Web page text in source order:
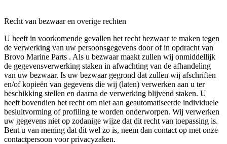
Recht van bezwaar en overige rechten
U heeft in voorkomende gevallen het recht bezwaar te maken tegen
de verwerking van uw persoonsgegevens door of in opdracht van
Brovo Marine Parts . Als u bezwaar maakt zullen wij onmiddellijk
de gegevensverwerking staken in afwachting van de afhandeling
van uw bezwaar. Is uw bezwaar gegrond dat zullen wij afschriften
en/of kopieën van gegevens die wij (laten) verwerken aan u ter
beschikking stellen en daarna de verwerking blijvend staken. U
heeft bovendien het recht om niet aan geautomatiseerde individuele
besluitvorming of profiling te worden onderworpen. Wij verwerken
uw gegevens niet op zodanige wijze dat dit recht van toepassing is.
Bent u van mening dat dit wel zo is, neem dan contact op met onze
contactpersoon voor privacyzaken.